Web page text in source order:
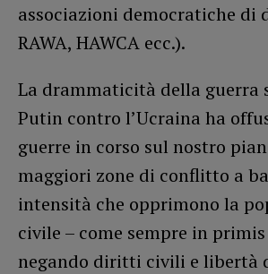
associazioni democratiche di
RAWA, HAWCA ecc.).
La drammaticità della guerra
Putin contro l’Ucraina ha
guerre in corso sul nostro
maggiori zone di conflitto a
intensità che opprimono la
civile – come sempre in
negando diritti civili e libertà